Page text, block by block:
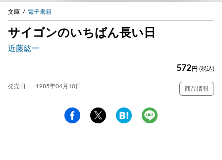
文庫 電子書籍
サイゴンのいちばん長い日
近藤紘一
572 円 (税込)
発売日 1985年04月10日 商品情報